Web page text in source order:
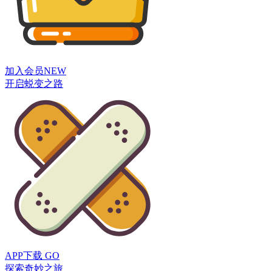
加入会员NEW
开启蜕变之路
APP下载 GO
探索奇妙之旅